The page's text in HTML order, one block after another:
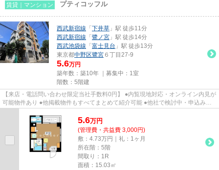
賃貸｜マンション プティコッフル
西武新宿線 「 下井草 」駅 徒歩11分
西武新宿線 「 鷺ノ宮 」駅 徒歩14分
西武池袋線 「 富士見台 」駅 徒歩13分
東京都中野区鷺宮 ６丁目27-9
5.6万円
築年数：築10年 ｜募集中： 1室
階数：5階建
【来店・電話問い合わせ限定当社手数料0円】 ●内覧現地対応・オンライン内見が
可能物件あり ●他掲載物件もすべてまとめて紹介可能 ●他社で検討中・申込み済
5.6万円
(管理費・共益費 3,000円)
敷：4.73万円｜礼：1ヶ月
所在階：5階
間取り：1R
面積：15.03㎡